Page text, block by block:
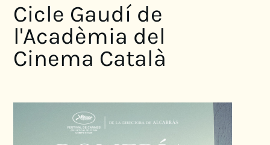
Cicle Gaudí de
l'Acadèmia del
Cinema Català